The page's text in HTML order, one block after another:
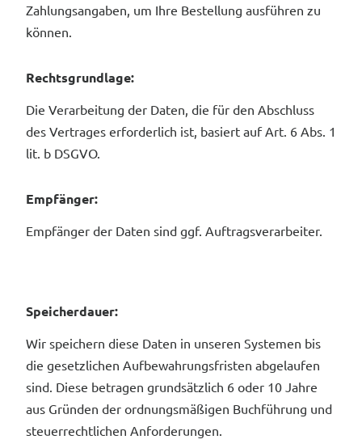
Zahlungsangaben, um Ihre Bestellung ausführen zu
können.
Rechtsgrundlage:
Die Verarbeitung der Daten, die für den Abschluss
des Vertrages erforderlich ist, basiert auf Art. 6 Abs. 1
lit. b DSGVO.
Empfänger:
Empfänger der Daten sind ggf. Auftragsverarbeiter.
Speicherdauer:
Wir speichern diese Daten in unseren Systemen bis
die gesetzlichen Aufbewahrungsfristen abgelaufen
sind. Diese betragen grundsätzlich 6 oder 10 Jahre
aus Gründen der ordnungsmäßigen Buchführung und
steuerrechtlichen Anforderungen.